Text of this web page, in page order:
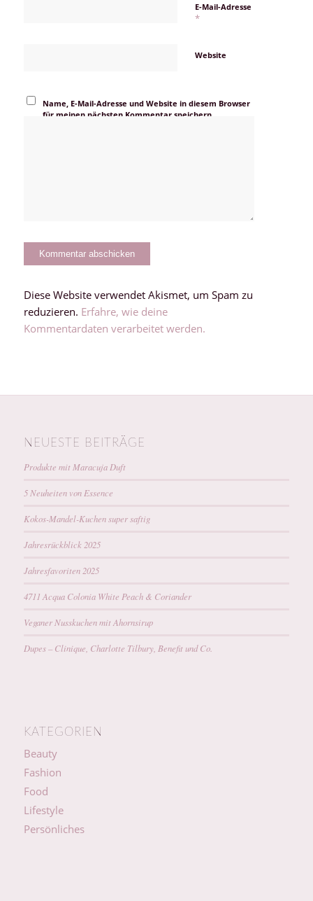
E-Mail-Adresse
*
Website
Name, E-Mail-Adresse und Website in diesem Browser
für meinen nächsten Kommentar speichern.
Diese Website verwendet Akismet, um Spam zu
reduzieren. Erfahre, wie deine
Kommentardaten verarbeitet werden.
NEUESTE BEITRÄGE
Produkte mit Maracuja Duft
5 Neuheiten von Essence
Kokos-Mandel-Kuchen super saftig
Jahresrückblick 2025
Jahresfavoriten 2025
4711 Acqua Colonia White Peach & Coriander
Veganer Nusskuchen mit Ahornsirup
Dupes – Clinique, Charlotte Tilbury, Benefit und Co.
KATEGORIEN
Beauty
Fashion
Food
Lifestyle
Persönliches